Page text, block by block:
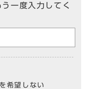
一度入力してく
希望しない